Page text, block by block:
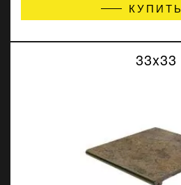
КУПИТЬ
33x33